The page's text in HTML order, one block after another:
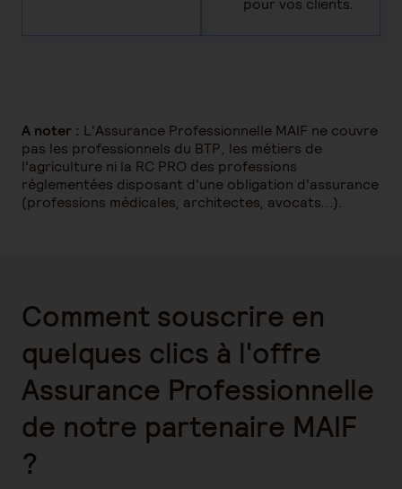
pour vos clients.
A noter : L'Assurance Professionnelle MAIF ne couvre
pas les professionnels du BTP, les métiers de
l'agriculture ni la RC PRO des professions
réglementées disposant d'une obligation d'assurance
(professions médicales, architectes, avocats...).
Comment souscrire en
quelques clics à l'offre
Assurance Professionnelle
de notre partenaire MAIF
?